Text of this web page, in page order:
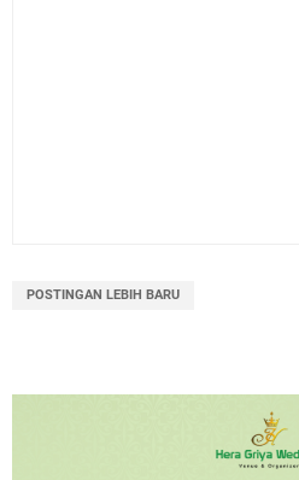
POSTINGAN LEBIH BARU